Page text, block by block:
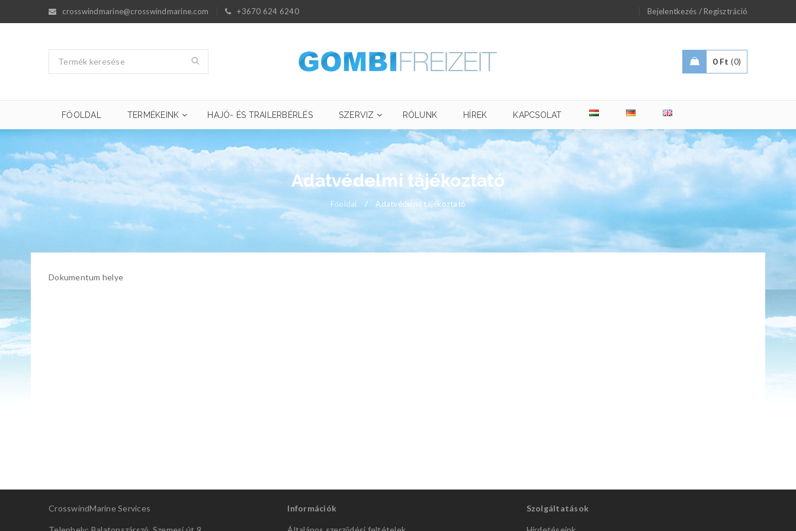
crosswindmarine@crosswindmarine.com +3670 624 6240 Bejelentkezés / Regisztráció
0 Ft 0
FŐOLDAL TERMÉKEINK HAJÓ- ÉS TRAILERBÉRLÉS SZERVIZ RÓLUNK HÍREK KAPCSOLAT
Adatvédelmi tájékoztató
Főoldal / Adatvédelmi tájékoztató
Dokumentum helye
CrosswindMarine Services Információk Szolgáltatások